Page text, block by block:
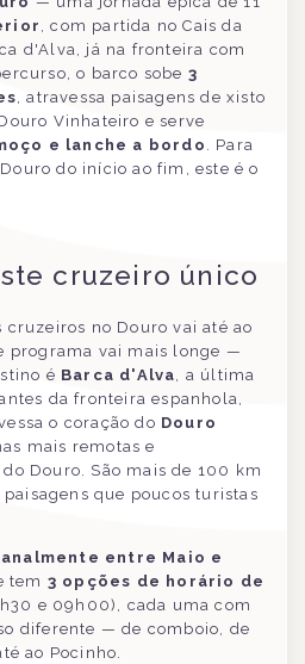
, com partida no Cais da
d'Alva, já na fronteira com
o barco sobe 3
, atravessa paisagens de xisto
Vinhateiro e serve
e lanche a bordo . Para
do início ao fim, este é o
cruzeiro único
cruzeiros no Douro vai até ao
programa vai mais longe —
é Barca d'Alva, a última
da fronteira espanhola,
o coração do Douro
mais remotas e
Douro. São mais de 100 km
que poucos turistas
entre Maio e
tem 3 opções de horário de
e 09h00), cada uma com
diferente — de comboio, de
ao Pocinho.